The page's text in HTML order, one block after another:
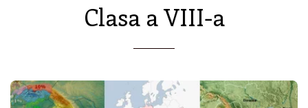
Clasa a VIII-a